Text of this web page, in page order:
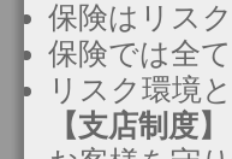
保険はリス
保険では全
リスク環境
【支店制度】